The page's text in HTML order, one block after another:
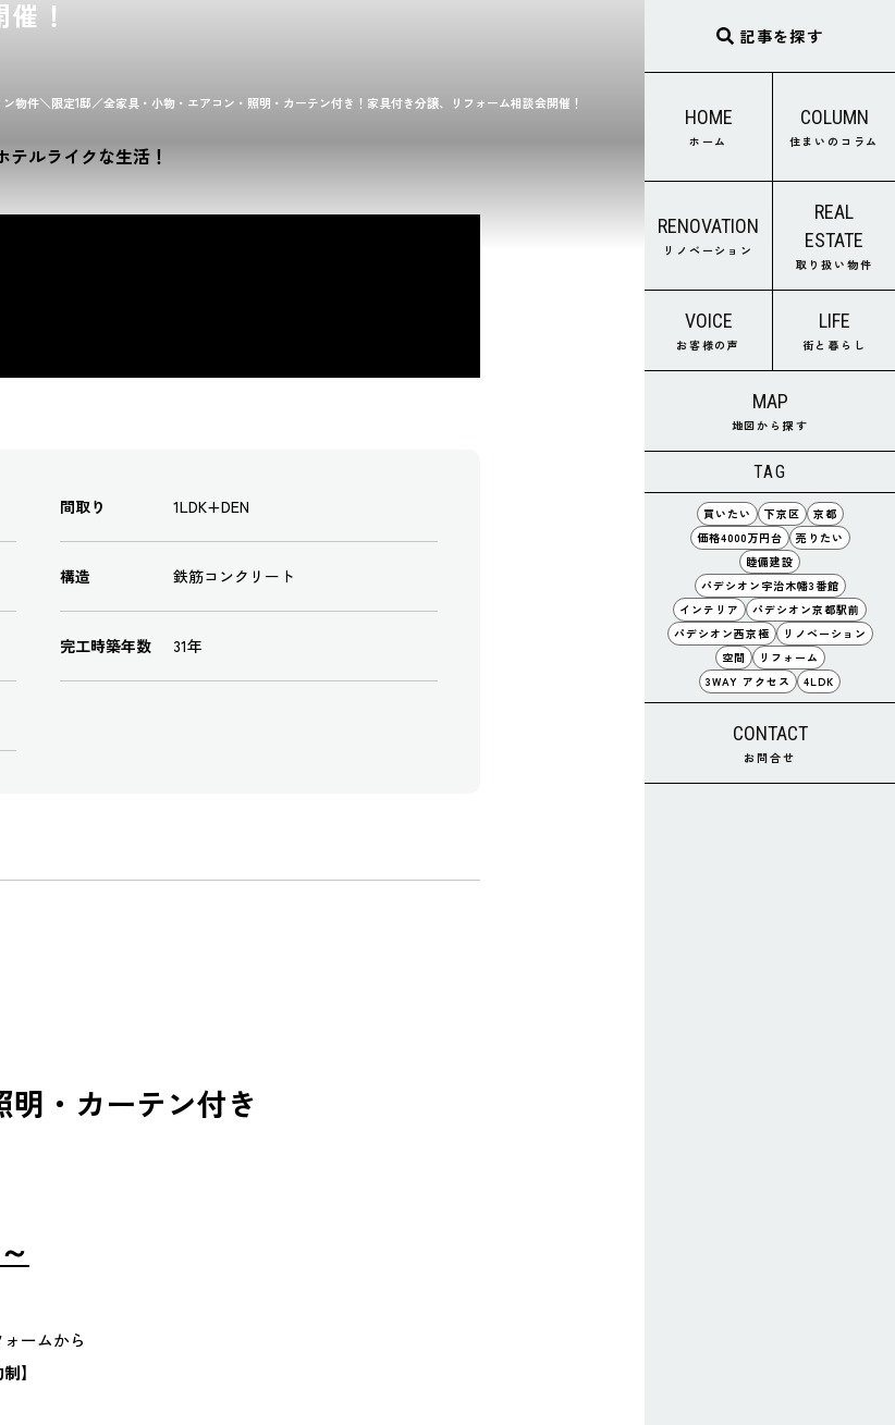
物件＼限定1邸／全家具・小物・エアコン・照明・カーテン付き！家具付き分譲、リフォーム相談会開催！
！
ルライクな生活！
間取り 1LDK+DEN
構造 鉄筋コンクリート
完工時築年数 31年
・カーテン付き
ームから
】
記事を探す
HOME
ホーム
COLUMN
住まいのコラム
RENOVATION
リノベーション
REAL
ESTATE
取り扱い物件
VOICE
お客様の声
LIFE
街と暮らし
MAP
地図から探す
TAG
買いたい 下京区
京都
価格4000万円台
売りたい
睦備建設
パデシオン宇治木幡3番館
インテリア
パデシオン京都駅前
パデシオン西京極
リノベーション
空間
リフォーム
3WAY アクセス
4LDK
CONTACT
お問合せ